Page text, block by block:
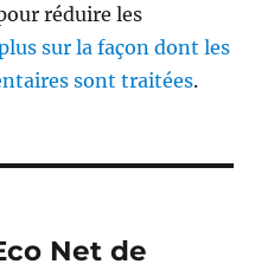
réduire les
sur la façon dont les
sont traitées.
Net de